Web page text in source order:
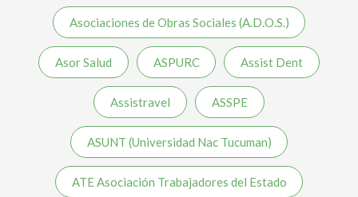
Asociaciones de Obras Sociales (A.D.O.S.)
Asor Salud ASPURC Assist Dent
Assistravel ASSPE
ASUNT (Universidad Nac Tucuman)
ATE Asociación Trabajadores del Estado